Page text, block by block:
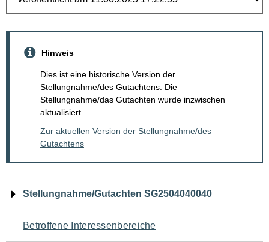
Hinweis
Dies ist eine historische Version der
Stellungnahme/des Gutachtens. Die
Stellungnahme/das Gutachten wurde inzwischen
aktualisiert.
Zur aktuellen Version der Stellungnahme/des
Gutachtens
Navigation
für
Stellungnahme/Gutachten SG2504040040
Betroffene Interessenbereiche